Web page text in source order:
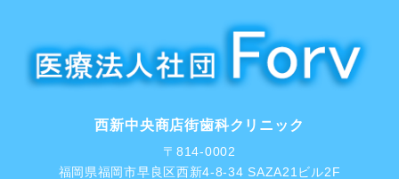
西新中央商店街歯科クリニック
〒814-0002
福岡県福岡市早良区西新4-8-34 SAZA21ビル2F